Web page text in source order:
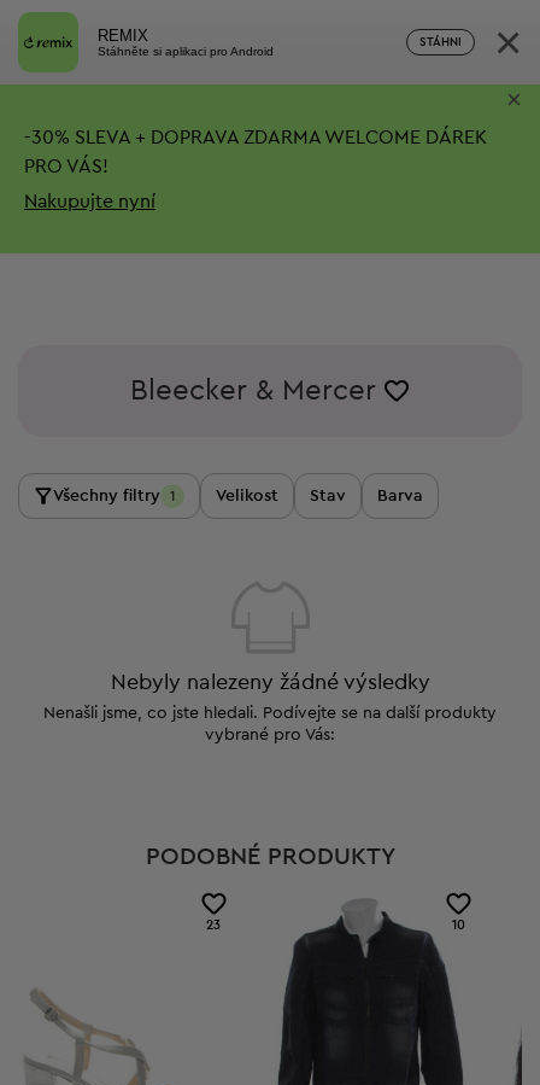
REMIX
Stáhněte si aplikaci pro Android
STÁHNI ×
-30% SLEVA + DOPRAVA ZDARMA WELCOME DÁREK
PRO VÁS!
Nakupujte nyní
×
Bleecker & Mercer
Všechny filtry 1 Velikost Stav Barva
Nebyly nalezeny žádné výsledky
Nenašli jsme, co jste hledali. Podívejte se na další produkty
vybrané pro Vás:
PODOBNÉ PRODUKTY
23 10